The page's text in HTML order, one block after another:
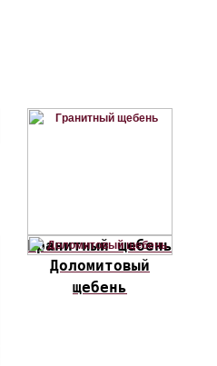
Гранитный щебень
Доломитовый
щебень